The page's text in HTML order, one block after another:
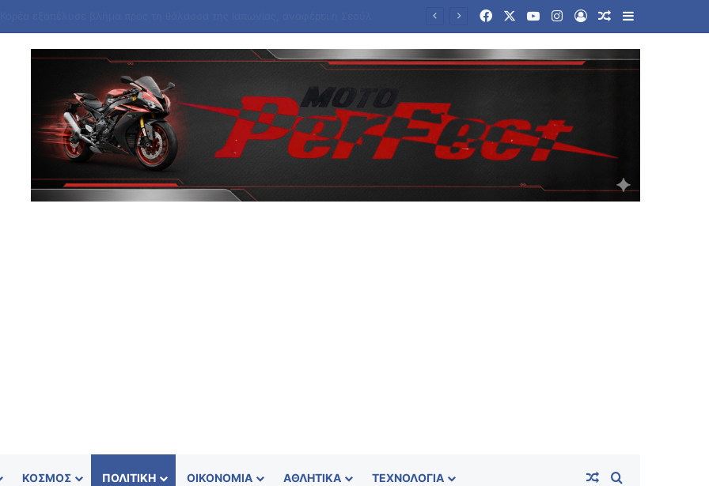
FacebookYouTubeInstagram
Log InRandom Article
Sidebar
ΚΌΣΜΟΣ ΠΟΛΙΤΙΚΉ ΟΙΚΟΝΟΜΊΑ ΑΘΛΗΤΙΚΆ ΤΕΧΝΟΛΟΓΊΑ Random Article